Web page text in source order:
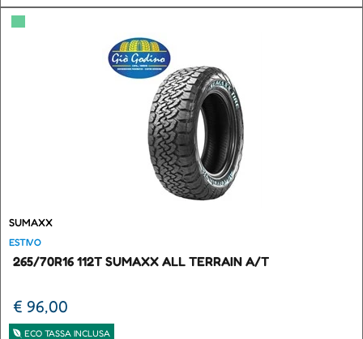
▀
SUMAXX
ESTIVO
265/70R16 112T SUMAXX ALL TERRAIN A/T
€ 96,00
ECO TASSA INCLUSA